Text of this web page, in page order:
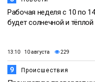
Рабочая неделя с 10 по
будет солнечной и тёплой
13:10 10 августа 229
9 Происшествия